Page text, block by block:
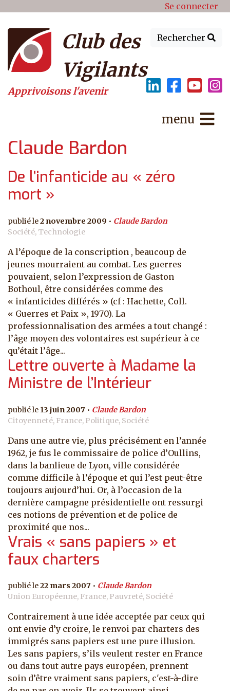
Menu du compte de Se connecter
Rechercher
Club des
Vigilants
Apprivoisons l'avenir
menu
Claude Bardon
De l’infanticide au « zéro
mort »
2 novembre 2009
Claude Bardon
Société, Technologie
A l’époque de la conscription , beaucoup de
jeunes mourraient au combat. Les guerres
pouvaient, selon l’expression de Gaston
Bothoul, être considérées comme des
« infanticides différés » (cf : Hachette, Coll.
« Guerres et Paix », 1970). La
professionnalisation des armées a tout changé :
l’âge moyen des volontaires est supérieur à ce
qu’était l’âge...
Lettre ouverte à Madame la
Ministre de l’Intérieur
13 juin 2007
Claude Bardon
Citoyenneté, France, Politique, Société
Dans une autre vie, plus précisément en l’année
1962, je fus le commissaire de police d’Oullins,
dans la banlieue de Lyon, ville considérée
comme difficile à l’époque et qui l’est peut-être
toujours aujourd’hui. Or, à l’occasion de la
dernière campagne présidentielle ont ressurgi
ces notions de prévention et de police de
proximité que nos...
Vrais « sans papiers » et
faux charters
22 mars 2007
Claude Bardon
Union Européenne, France, Pauvreté, Société
Contrairement à une idée acceptée par ceux qui
ont envie d’y croire, le renvoi par charters des
immigrés sans papiers est une pure illusion.
Les sans papiers, s’ils veulent rester en France
ou dans tout autre pays européen, prennent
soin d’être vraiment sans papiers, c'est-à-dire